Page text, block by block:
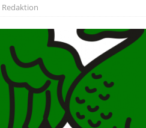
Redaktion